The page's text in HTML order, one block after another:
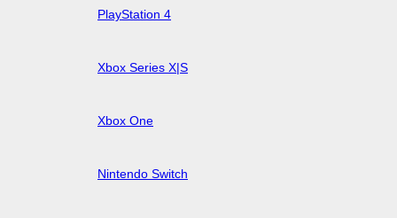
PlayStation 4
Xbox Series X|S
Xbox One
Nintendo Switch